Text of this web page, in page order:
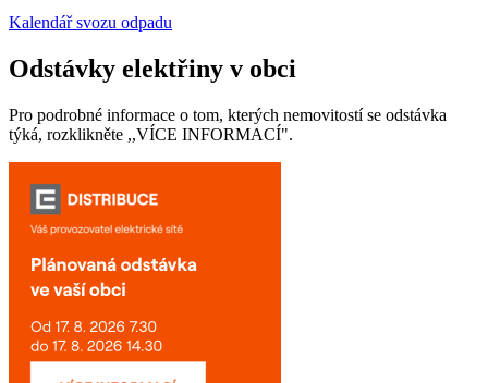
Kalendář svozu odpadu
Odstávky elektřiny v obci
Pro podrobné informace o tom, kterých nemovitostí se odstávka
týká, rozklikněte ,,VÍCE INFORMACÍ".